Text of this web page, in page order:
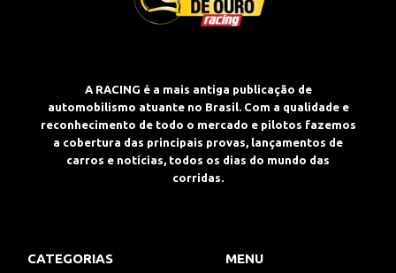
A RACING é a mais antiga publicação de
automobilismo atuante no Brasil. Com a qualidade e
reconhecimento de todo o mercado e pilotos fazemos
a cobertura das principais provas, lançamentos de
carros e notícias, todos os dias do mundo das
corridas.
CATEGORIAS MENU